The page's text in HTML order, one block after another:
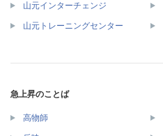
山元インターチェンジ
山元トレーニングセンター
急上昇のことば
高物師